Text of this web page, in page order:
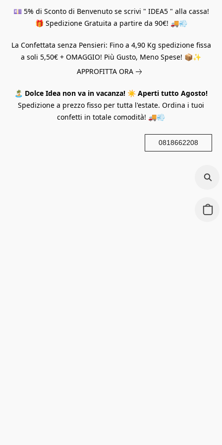
💷 5% di Sconto di Benvenuto se scrivi " IDEA5 " alla cassa!
🎁 Spedizione Gratuita a partire da 90€! 🚚💨
La Confettata senza Pensieri: Fino a 4,90 Kg spedizione fissa
a soli 5,50€ + OMAGGIO! Più Gusto, Meno Spese! 📦✨
APPROFITTA ORA
🏝️ Dolce Idea non va in vacanza! ☀️ Aperti tutto Agosto!
Spedizione a prezzo fisso per tutta l'estate. Ordina i tuoi
confetti in totale comodità! 🚚💨
0818662208